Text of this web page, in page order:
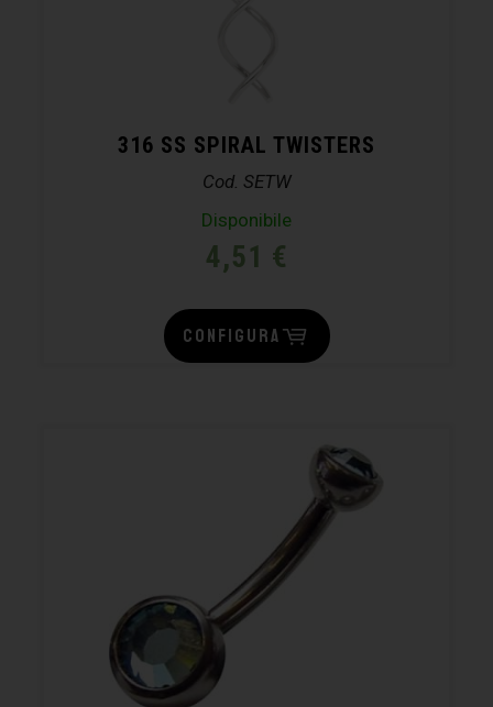
316 SS SPIRAL TWISTERS
Cod. SETW
Disponibile
4,51 €
CONFIGURA